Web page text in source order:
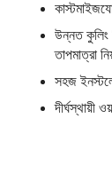
উন্নত কুলিং
তাপমাত্রা
সহজ
দীর্ঘস্থায়ী